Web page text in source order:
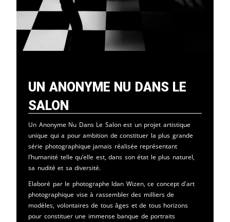
Un Anonyme Nu Dans Le
Salon
Un Anonyme Nu Dans Le Salon est un projet artistique
unique qui a pour ambition de constituer la plus grande
série photographique jamais réalisée représentant
l’humanité telle qu’elle est, dans son état le plus naturel,
sa nudité et sa diversité.
Elaboré par le photographe Idan Wizen, ce concept d'art
photographique vise à rassembler des milliers de
modèles, volontaires de tous âges et de tous horizons
pour constituer une immense banque de portraits